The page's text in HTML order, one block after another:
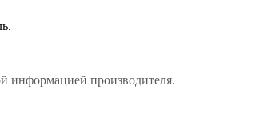
информацией производителя.